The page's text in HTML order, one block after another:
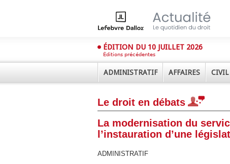
ÉDITION DU 10 JUILLET 2026
Éditions précédentes
ADMINISTRATIF AFFAIRES CIVIL
Le droit en débats
La modernisation du
l’instauration d’une
ADMINISTRATIF